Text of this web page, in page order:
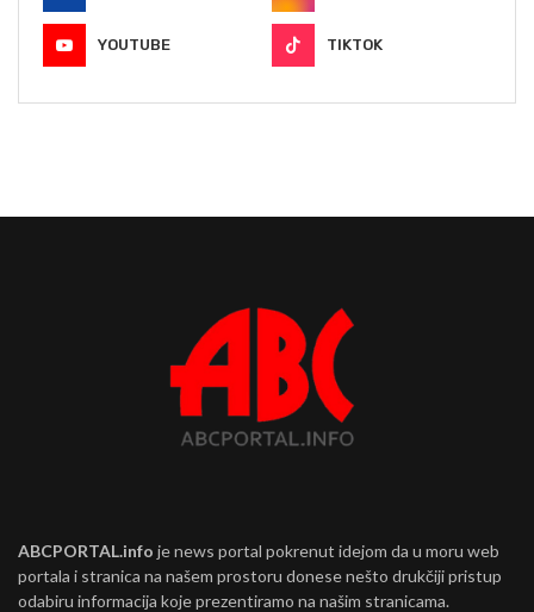
YOUTUBE TIKTOK
ABCPORTAL.info je news portal pokrenut idejom da u moru web
portala i stranica na našem prostoru donese nešto drukčiji pristup
odabiru informacija koje prezentiramo na našim stranicama.